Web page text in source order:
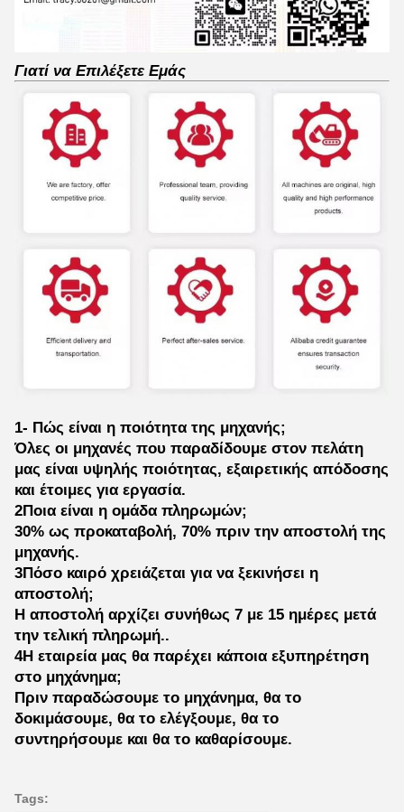
Γιατί να Επιλέξετε Εμάς
1- Πώς είναι η ποιότητα της μηχανής;
Όλες οι μηχανές που παραδίδουμε στον πελάτη
μας είναι υψηλής ποιότητας, εξαιρετικής απόδοσης
και έτοιμες για εργασία.
2Ποια είναι η ομάδα πληρωμών;
30% ως προκαταβολή, 70% πριν την αποστολή της
μηχανής.
3Πόσο καιρό χρειάζεται για να ξεκινήσει η
αποστολή;
Η αποστολή αρχίζει συνήθως 7 με 15 ημέρες μετά
την τελική πληρωμή..
4Η εταιρεία μας θα παρέχει κάποια εξυπηρέτηση
στο μηχάνημα;
Πριν παραδώσουμε το μηχάνημα, θα το
δοκιμάσουμε, θα το ελέγξουμε, θα το
συντηρήσουμε και θα το καθαρίσουμε.
Tags: